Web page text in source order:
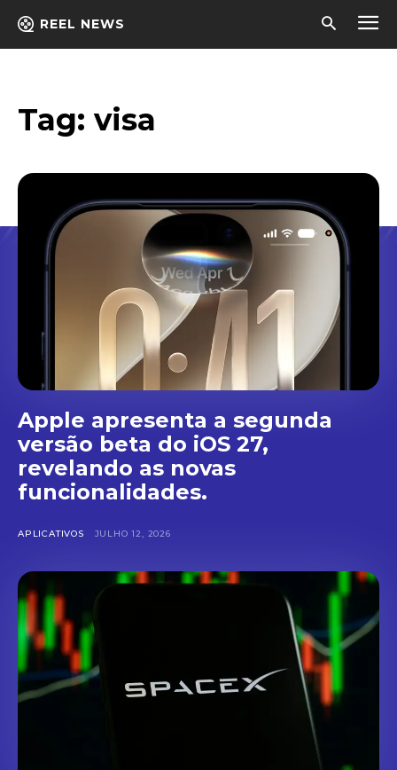
REEL NEWS
Tag: visa
Apple apresenta a segunda
versão beta do iOS 27,
revelando as novas
funcionalidades.
APLICATIVOS JULHO 12, 2026